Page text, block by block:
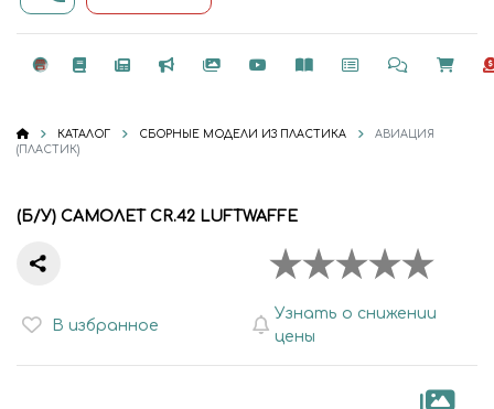
КАТАЛОГ СБОРНЫЕ МОДЕЛИ ИЗ ПЛАСТИКА
АВИАЦИЯ
(ПЛАСТИК)
(Б/У) САМОЛЕТ CR.42 LUFTWAFFE
В избранное
Узнать о снижении
цены